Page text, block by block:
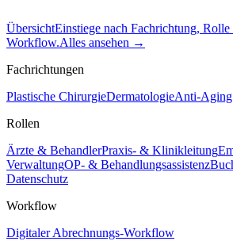
ÜbersichtEinstiege nach Fachrichtung,
Workflow.Alles ansehen →
Fachrichtungen
Plastische ChirurgieDermatologieAnti-
Rollen
Ärzte & BehandlerPraxis- & Klinikleitung
VerwaltungOP- & Behandlungsassistenz
Datenschutz
Workflow
Digitaler Abrechnungs-Workflow